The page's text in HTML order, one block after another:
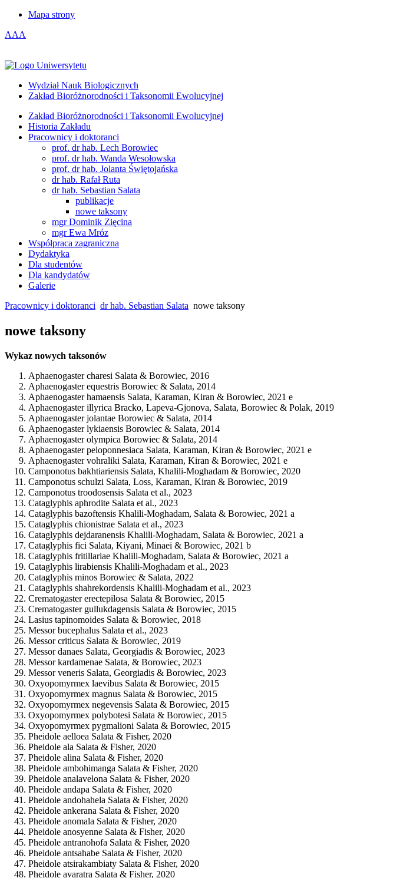
Mapa strony
AAA
Wydział Nauk Biologicznych
Zakład Bioróżnorodności i Taksonomii Ewolucyjnej
Zakład Bioróżnorodności i Taksonomii Ewolucyjnej
Historia Zakładu
Pracownicy i doktoranci
prof. dr hab. Lech Borowiec
prof. dr hab. Wanda Wesołowska
prof. dr hab. Jolanta Świętojańska
dr hab. Rafał Ruta
dr hab. Sebastian Salata
publikacje
nowe taksony
mgr Dominik Zięcina
mgr Ewa Mróz
Współpraca zagraniczna
Dydaktyka
Dla studentów
Dla kandydatów
Galerie
Pracownicy i doktoranci dr hab. Sebastian Salata nowe taksony
nowe taksony
Wykaz nowych taksonów
Aphaenogaster charesi Salata & Borowiec, 2016
Aphaenogaster equestris Borowiec & Salata, 2014
Aphaenogaster hamaensis Salata, Karaman, Kiran & Borowiec, 2021 e
Aphaenogaster illyrica Bracko, Lapeva-Gjonova, Salata, Borowiec & Polak, 2019
Aphaenogaster jolantae Borowiec & Salata, 2014
Aphaenogaster lykiaensis Borowiec & Salata, 2014
Aphaenogaster olympica Borowiec & Salata, 2014
Aphaenogaster peloponnesiaca Salata, Karaman, Kiran & Borowiec, 2021 e
Aphaenogaster vohraliki Salata, Karaman, Kiran & Borowiec, 2021 e
Camponotus bakhtiariensis Salata, Khalili-Moghadam & Borowiec, 2020
Camponotus schulzi Salata, Loss, Karaman, Kiran & Borowiec, 2019
Camponotus troodosensis Salata et al., 2023
Cataglyphis aphrodite Salata et al., 2023
Cataglyphis bazoftensis Khalili-Moghadam, Salata & Borowiec, 2021 a
Cataglyphis chionistrae Salata et al., 2023
Cataglyphis dejdaranensis Khalili-Moghadam, Salata & Borowiec, 2021 a
Cataglyphis fici Salata, Kiyani, Minaei & Borowiec, 2021 b
Cataglyphis fritillariae Khalili-Moghadam, Salata & Borowiec, 2021 a
Cataglyphis lirabiensis Khalili-Moghadam et al., 2023
Cataglyphis minos Borowiec & Salata, 2022
Cataglyphis shahrekordensis Khalili-Moghadam et al., 2023
Crematogaster erectepilosa Salata & Borowiec, 2015
Crematogaster gullukdagensis Salata & Borowiec, 2015
Lasius tapinomoides Salata & Borowiec, 2018
Messor bucephalus Salata et al., 2023
Messor criticus Salata & Borowiec, 2019
Messor danaes Salata, Georgiadis & Borowiec, 2023
Messor kardamenae Salata, & Borowiec, 2023
Messor veneris Salata, Georgiadis & Borowiec, 2023
Oxyopomyrmex laevibus Salata & Borowiec, 2015
Oxyopomyrmex magnus Salata & Borowiec, 2015
Oxyopomyrmex negevensis Salata & Borowiec, 2015
Oxyopomyrmex polybotesi Salata & Borowiec, 2015
Oxyopomyrmex pygmalioni Salata & Borowiec, 2015
Pheidole aelloea Salata & Fisher, 2020
Pheidole ala Salata & Fisher, 2020
Pheidole alina Salata & Fisher, 2020
Pheidole ambohimanga Salata & Fisher, 2020
Pheidole analavelona Salata & Fisher, 2020
Pheidole andapa Salata & Fisher, 2020
Pheidole andohahela Salata & Fisher, 2020
Pheidole ankerana Salata & Fisher, 2020
Pheidole anomala Salata & Fisher, 2020
Pheidole anosyenne Salata & Fisher, 2020
Pheidole antranohofa Salata & Fisher, 2020
Pheidole antsahabe Salata & Fisher, 2020
Pheidole atsirakambiaty Salata & Fisher, 2020
Pheidole avaratra Salata & Fisher, 2020